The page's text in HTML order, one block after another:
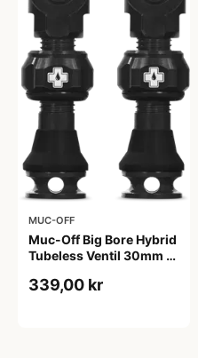
MUC-OFF
Muc-Off Big Bore Hybrid
Tubeless Ventil 30mm -
339,00 kr